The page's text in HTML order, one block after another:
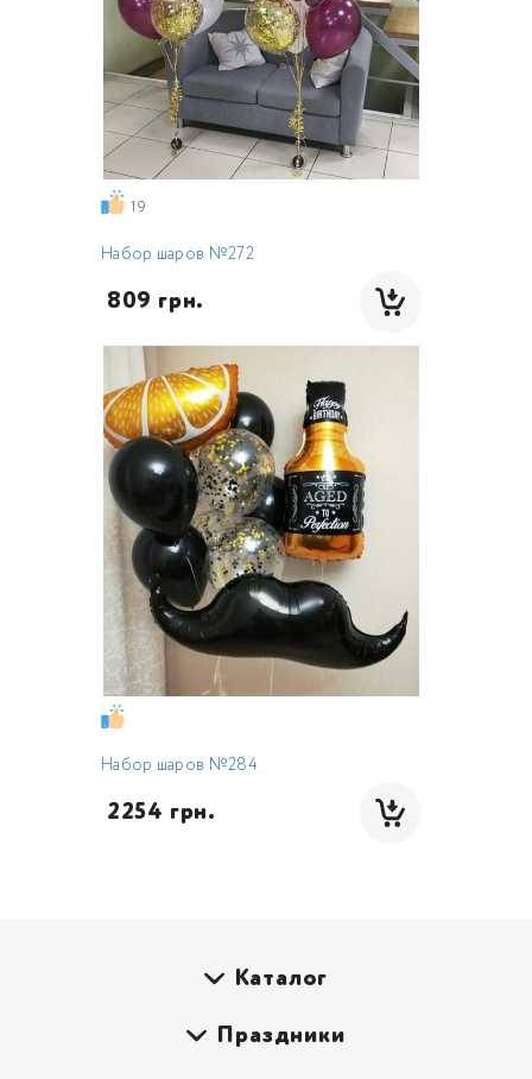
19
Набор шаров №272
809 грн.
Набор шаров №284
2254 грн.
Каталог
Праздники